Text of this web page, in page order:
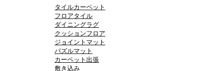
タイルカーペット
フロアタイル
ダイニングラグ
クッションフロア
ジョイントマット
パズルマット
カーペット出張
敷き込み